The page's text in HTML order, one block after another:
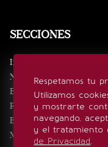
Respetamos tu
Utilizamos
y mostrarte
navegando,
y el tratamiento
de Privacidad.
SECCIONES
Inicio
Noticias
Eventos
Realeza
Estilo de vida
Minuto x Minuto